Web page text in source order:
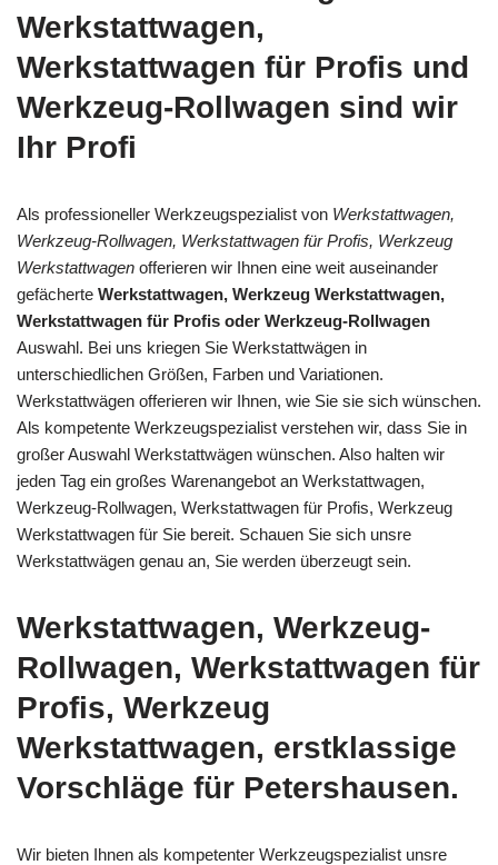
Werkstattwagen,
Werkstattwagen für Profis und
Werkzeug-Rollwagen sind wir
Ihr Profi
Als professioneller Werkzeugspezialist von Werkstattwagen,
Werkzeug-Rollwagen, Werkstattwagen für Profis, Werkzeug
Werkstattwagen offerieren wir Ihnen eine weit auseinander
gefächerte Werkstattwagen, Werkzeug Werkstattwagen,
Werkstattwagen für Profis oder Werkzeug-Rollwagen
Auswahl. Bei uns kriegen Sie Werkstattwägen in
unterschiedlichen Größen, Farben und Variationen.
Werkstattwägen offerieren wir Ihnen, wie Sie sie sich wünschen.
Als kompetente Werkzeugspezialist verstehen wir, dass Sie in
großer Auswahl Werkstattwägen wünschen. Also halten wir
jeden Tag ein großes Warenangebot an Werkstattwagen,
Werkzeug-Rollwagen, Werkstattwagen für Profis, Werkzeug
Werkstattwagen für Sie bereit. Schauen Sie sich unsre
Werkstattwägen genau an, Sie werden überzeugt sein.
Werkstattwagen, Werkzeug-
Rollwagen, Werkstattwagen für
Profis, Werkzeug
Werkstattwagen, erstklassige
Vorschläge für Petershausen.
Wir bieten Ihnen als kompetenter Werkzeugspezialist unsre